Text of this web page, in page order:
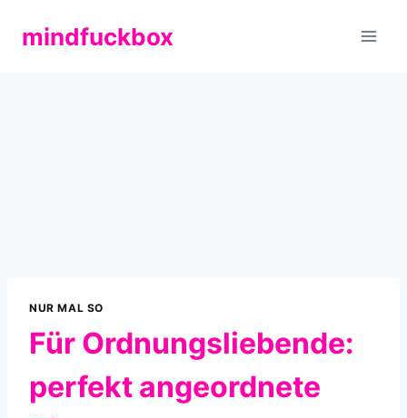
Inhaltmindfuckbox
NUR MAL SO
Für Ordnungsliebende:
perfekt angeordnete